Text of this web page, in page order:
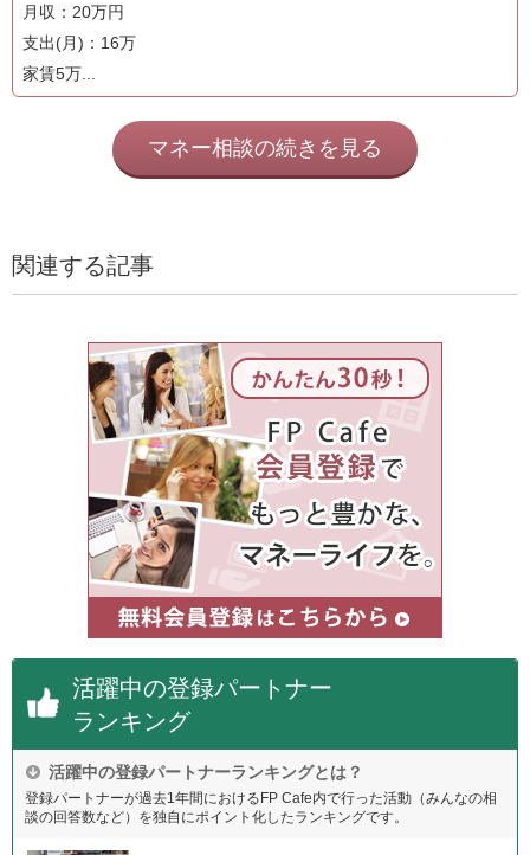
月収：20万円
支出(月)：16万
家賃5万...
マネー相談の続きを見る
関連する記事
活躍中の登録パートナー
ランキング
活躍中の登録パートナーランキングとは？
登録パートナーが過去1年間におけるFP Cafe内で行った活動（みんなの相
談の回答数など）を独自にポイント化したランキングです。